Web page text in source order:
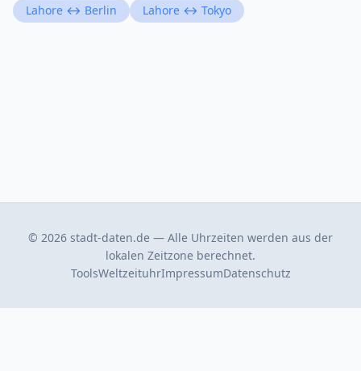
Lahore ↔ Berlin Lahore ↔ Tokyo
© 2026 stadt-daten.de — Alle Uhrzeiten werden aus der
lokalen Zeitzone berechnet.
ToolsWeltzeituhrImpressumDatenschutz